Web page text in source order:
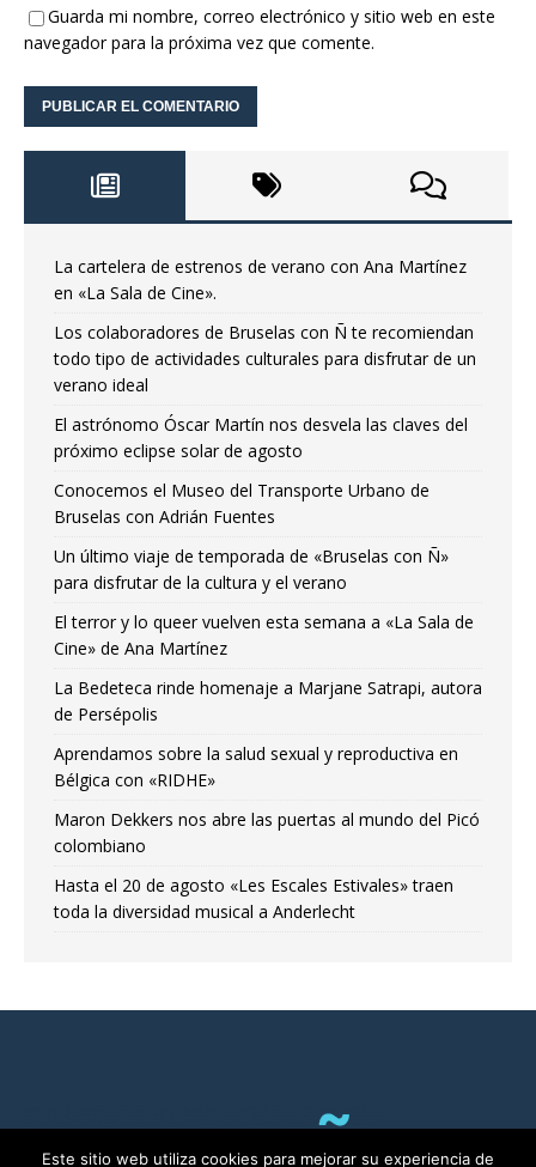
Guarda mi nombre, correo electrónico y sitio web en este
navegador para la próxima vez que comente.
La cartelera de estrenos de verano con Ana Martínez
en «La Sala de Cine».
Los colaboradores de Bruselas con Ñ te recomiendan
todo tipo de actividades culturales para disfrutar de un
verano ideal
El astrónomo Óscar Martín nos desvela las claves del
próximo eclipse solar de agosto
Conocemos el Museo del Transporte Urbano de
Bruselas con Adrián Fuentes
Un último viaje de temporada de «Bruselas con Ñ»
para disfrutar de la cultura y el verano
El terror y lo queer vuelven esta semana a «La Sala de
Cine» de Ana Martínez
La Bedeteca rinde homenaje a Marjane Satrapi, autora
de Persépolis
Aprendamos sobre la salud sexual y reproductiva en
Bélgica con «RIDHE»
Maron Dekkers nos abre las puertas al mundo del Picó
colombiano
Hasta el 20 de agosto «Les Escales Estivales» traen
toda la diversidad musical a Anderlecht
Este sitio web utiliza cookies para mejorar su experiencia de